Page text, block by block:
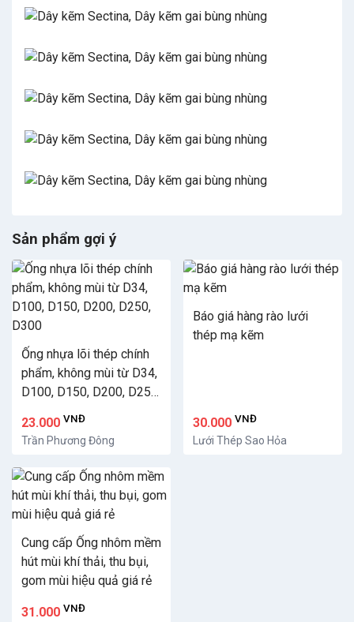
Sản phẩm gợi ý
Ống nhựa lõi thép chính
phẩm, không mùi từ D34,
D100, D150, D200, D250,
23.000 VNĐ
Trần Phương Đông
Báo giá hàng rào lưới
thép mạ kẽm
30.000 VNĐ
Lưới Thép Sao Hỏa
Cung cấp Ống nhôm mềm
hút mùi khí thải, thu bụi,
gom mùi hiệu quả giá rẻ
31.000 VNĐ